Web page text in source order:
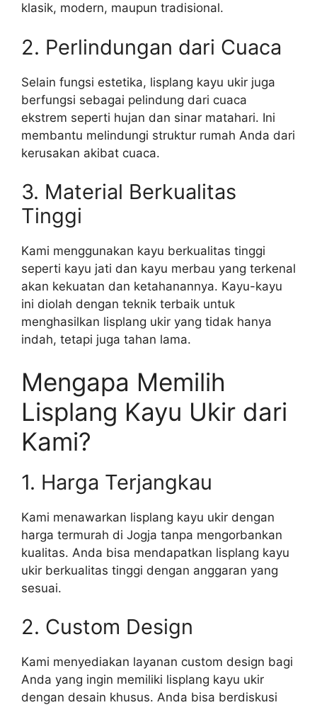
klasik, modern, maupun tradisional.
2. Perlindungan dari Cuaca
Selain fungsi estetika, lisplang kayu ukir juga
berfungsi sebagai pelindung dari cuaca
ekstrem seperti hujan dan sinar matahari. Ini
membantu melindungi struktur rumah Anda dari
kerusakan akibat cuaca.
3. Material Berkualitas
Tinggi
Kami menggunakan kayu berkualitas tinggi
seperti kayu jati dan kayu merbau yang terkenal
akan kekuatan dan ketahanannya. Kayu-kayu
ini diolah dengan teknik terbaik untuk
menghasilkan lisplang ukir yang tidak hanya
indah, tetapi juga tahan lama.
Mengapa Memilih
Lisplang Kayu Ukir dari
Kami?
1. Harga Terjangkau
Kami menawarkan lisplang kayu ukir dengan
harga termurah di Jogja tanpa mengorbankan
kualitas. Anda bisa mendapatkan lisplang kayu
ukir berkualitas tinggi dengan anggaran yang
sesuai.
2. Custom Design
Kami menyediakan layanan custom design bagi
Anda yang ingin memiliki lisplang kayu ukir
dengan desain khusus. Anda bisa berdiskusi